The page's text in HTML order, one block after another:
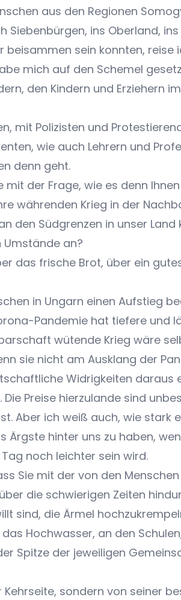
aus den Regionen
ins Oberland,
sein konnten, reise
mich auf den Schemel
den Kindern und Erziehern
mit Polizisten und
wie auch Lehrern und
denn geht.
der Frage, wie es denn
währenden Krieg in der
den Südgrenzen in unser Land
Umstände an?
das frische Brot, über ein
in Ungarn einen Aufstieg
Pandemie hat tiefere und
wütende Krieg wäre
sie nicht am Ausklang der
Widrigkeiten daraus
Preise hierzulande sind
Aber ich weiß auch, wie stark
hinter uns zu haben,
noch leichter sein wird.
Sie mit der von den
die schwierigen Zeiten
sind, die Ärmel
Hochwasser, an den
Spitze der jeweiligen
sondern von seiner